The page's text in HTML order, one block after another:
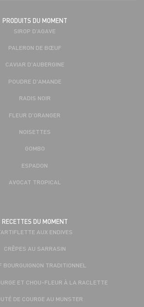
PRODUITS DU MOMENT
SIROP D’AGAVE
PALERON DE BŒUF
CAVIAR D'AUBERGINE
POUDRE D'AMANDE
RADIS NOIR
FLEUR D'ORANGER
NOISETTES
GOMBO
ESPADON
AVOCAT TROPICAL
RECETTES DU MOMENT
AUX ENDIVES
CRÊPES AU SARRASIN
BOURGUIGNON TRADITIONNEL
ET CHOU-FLEUR À LA RACLETTE
DE COURGE AU MUNSTER